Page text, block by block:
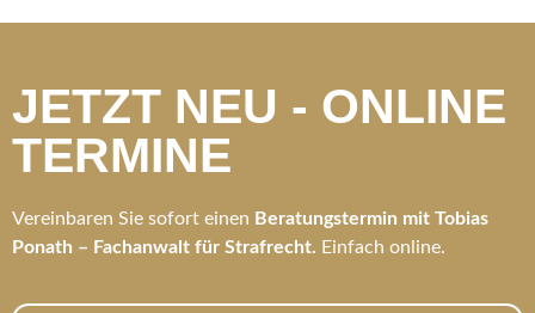
JETZT NEU - ONLINE
TERMINE
Vereinbaren Sie sofort einen Beratungstermin mit Tobias
Ponath – Fachanwalt für Strafrecht. Einfach online.